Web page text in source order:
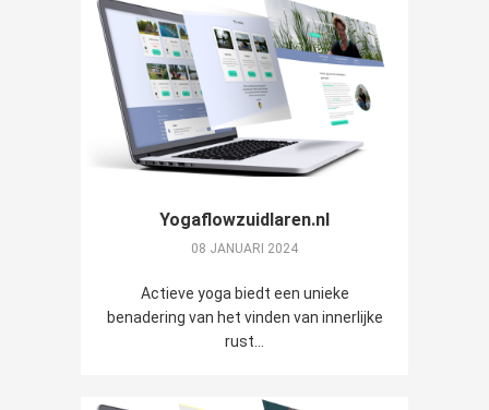
Yogaflowzuidlaren.nl
08 JANUARI 2024
Actieve yoga biedt een unieke
benadering van het vinden van innerlijke
rust...